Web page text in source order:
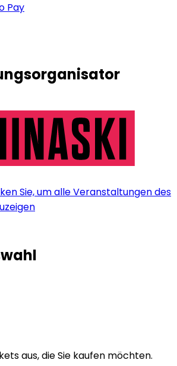
Pay
Sie, um alle Veranstaltungen des
aus, die Sie kaufen möchten.